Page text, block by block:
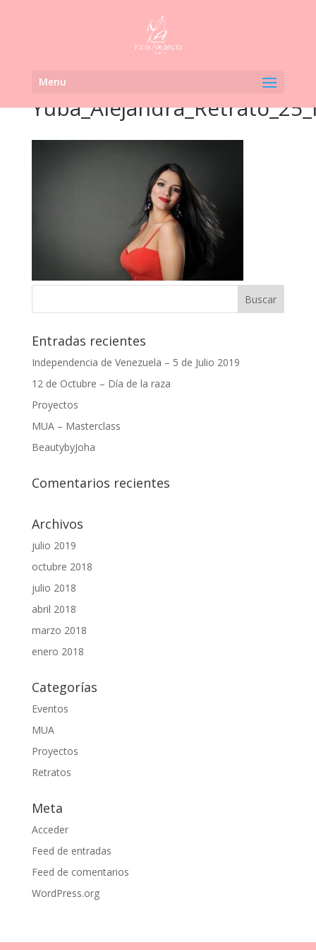
Menu
Entradas recientes
Independencia de Venezuela – 5 de Julio 2019
12 de Octubre – Día de la raza
Proyectos
MUA – Masterclass
BeautybyJoha
Comentarios recientes
Archivos
julio 2019
octubre 2018
julio 2018
abril 2018
marzo 2018
enero 2018
Categorías
Eventos
MUA
Proyectos
Retratos
Meta
Acceder
Feed de entradas
Feed de comentarios
WordPress.org